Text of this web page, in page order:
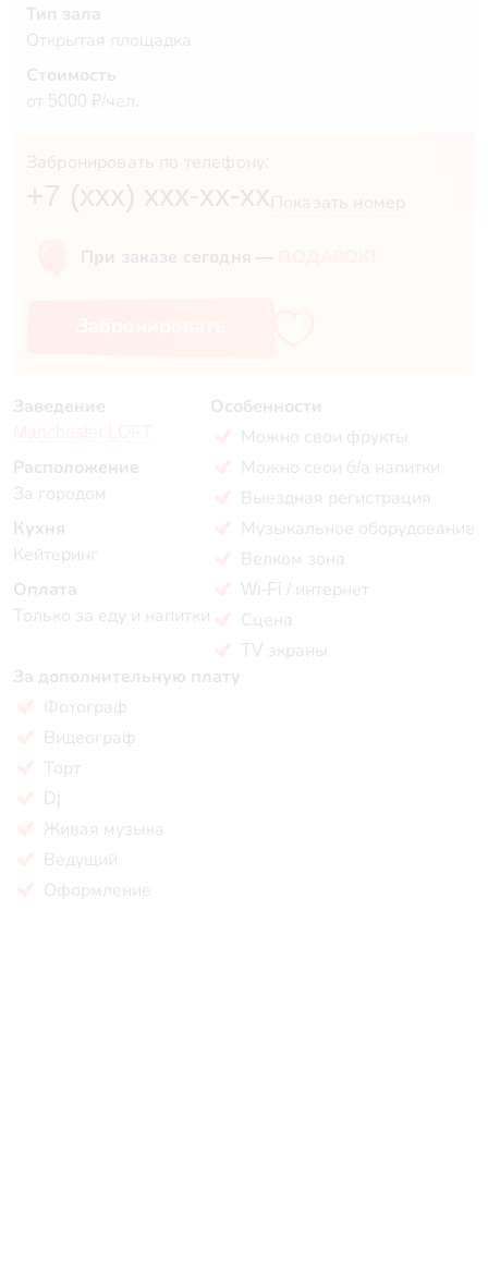
Тип зала
Открытая площадка
Стоимость
от 5000 ₽/чел.
Забронировать по телефону:
+7 (xxx) xxx-xx-xx Показать номер
При заказе сегодня —
Заведение
Расположение
За городом
Кухня
Кейтеринг
Оплата
Только за еду и напитки
Особенности
Можно свои фрукты
Можно свои б/а напитки
Выездная регистрация
Музыкальное оборудование
Велком зона
Wi-Fi / интернет
Сцена
TV экраны
За дополнительную плату
Фотограф
Видеограф
Торт
Dj
Живая музыка
Ведущий
Оформление